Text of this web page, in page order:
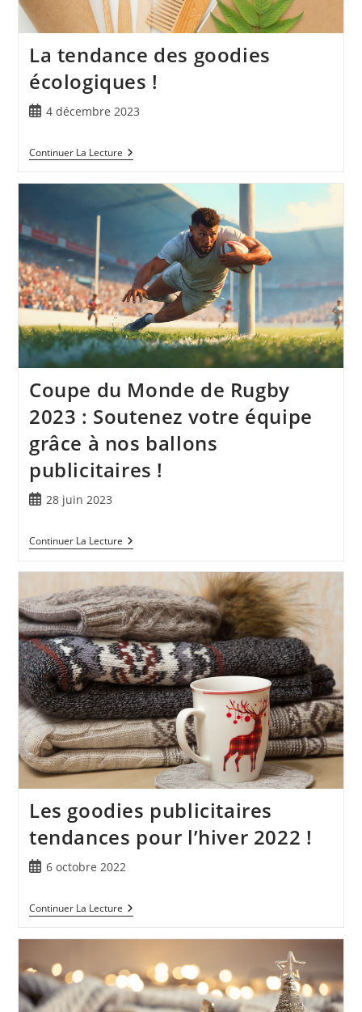
La tendance des goodies
écologiques !
4 décembre 2023
Continuer La Lecture
Coupe du Monde de Rugby
2023 : Soutenez votre équipe
grâce à nos ballons
publicitaires !
28 juin 2023
Continuer La Lecture
Les goodies publicitaires
tendances pour l’hiver 2022 !
6 octobre 2022
Continuer La Lecture